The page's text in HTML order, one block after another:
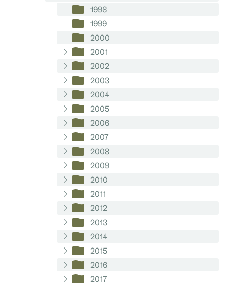
1998
1999
2000
2001
2002
2003
2004
2005
2006
2007
2008
2009
2010
2011
2012
2013
2014
2015
2016
2017